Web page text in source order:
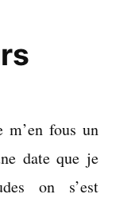
m’en fous un
date que je
on s’est